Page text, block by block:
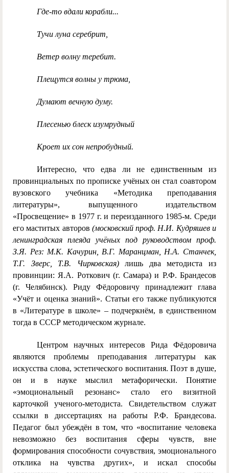
Где-то вдали корабли...
Тучи луна серебрит,
Ветер волну теребит.
Плещутся волны у трюма,
Думают вечную думу.
Плесенью блеск изумрудный
Кроет их сон непробудный.
Интересно, что едва ли не единственным из
провинциальных по прописке учёных он стал соавтором
вузовского учебника «Методика преподавания
литературы», выпущенного издательством
«Просвещение» в 1977 г. и переизданного 1985-м. Среди
его маститых авторов (московский проф. Н.И. Кудряшев и
ленинградская плеяда учёных под руководством проф.
З.Я. Рез: М.К. Качурин, В.Г. Маранцман, Н.А. Станчек,
Т.Г. Зверс, Т.В. Чирковская)лишь два методиста из
провинции: Я.А. Роткович (г. Самара) и Р.Ф. Брандесов
(г. Челябинск). Риду Фёдоровичу принадлежит глава
«Учёт и оценка знаний». Статьи его также публикуются
в «Литературе в школе» – подчеркнём, в единственном
тогда в СССР методическом журнале.
Центром научных интересов Рида Фёдоровича
являются проблемы преподавания литературы как
искусства слова, эстетического воспитания. Поэт в душе,
он и в науке мыслил метафорически. Понятие
«эмоциональный резонанс» стало его визитной
карточкой ученого-методиста. Свидетельством служат
ссылки в диссертациях на работы Р.Ф. Брандесова.
Педагог был убеждён в том, что «воспитание человека
невозможно без воспитания сферы чувств, вне
формирования способности сочувствия, эмоционального
отклика на чувства других», и искал способы